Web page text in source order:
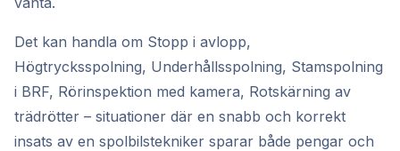
Det kan handla om Stopp i avlopp,
Högtrycksspolning, Underhållsspolning, Stamspolning
i BRF, Rörinspektion med kamera, Rotskärning av
trädrötter – situationer där en snabb och korrekt
insats av en spolbilstekniker sparar både pengar och